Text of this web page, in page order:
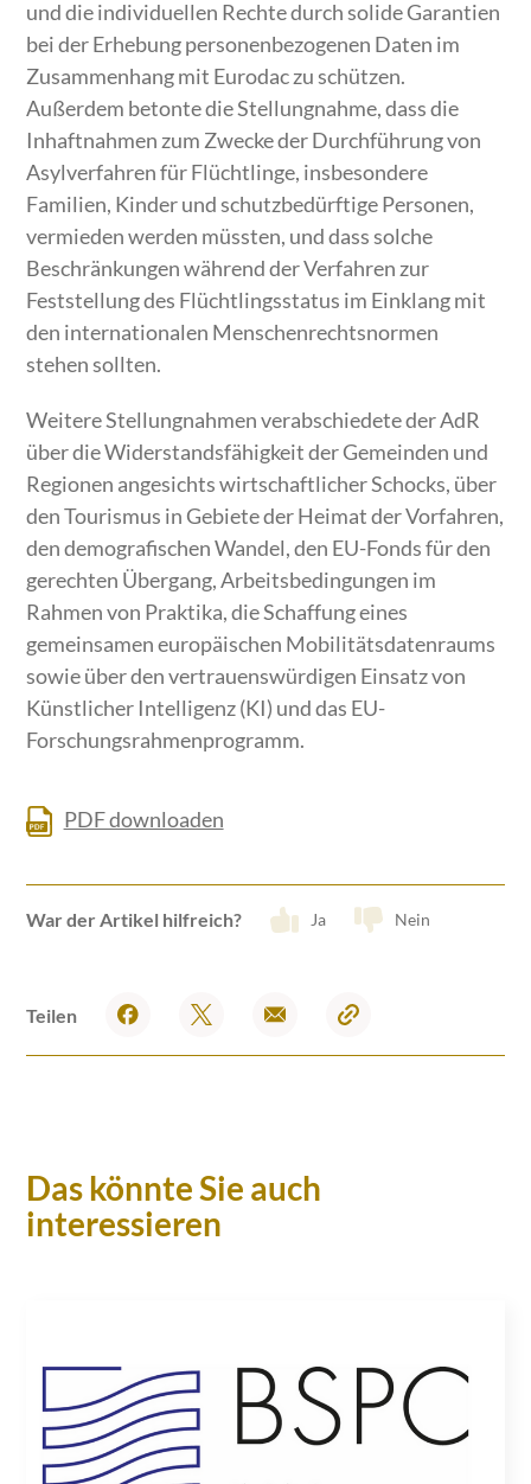
und die individuellen Rechte durch solide Garantien
bei der Erhebung personenbezogenen Daten im
Zusammenhang mit Eurodac zu schützen.
Außerdem betonte die Stellungnahme, dass die
Inhaftnahmen zum Zwecke der Durchführung von
Asylverfahren für Flüchtlinge, insbesondere
Familien, Kinder und schutzbedürftige Personen,
vermieden werden müssten, und dass solche
Beschränkungen während der Verfahren zur
Feststellung des Flüchtlingsstatus im Einklang mit
den internationalen Menschenrechtsnormen
stehen sollten.
Weitere Stellungnahmen verabschiedete der AdR
über die Widerstandsfähigkeit der Gemeinden und
Regionen angesichts wirtschaftlicher Schocks, über
den Tourismus in Gebiete der Heimat der Vorfahren,
den demografischen Wandel, den EU-Fonds für den
gerechten Übergang, Arbeitsbedingungen im
Rahmen von Praktika, die Schaffung eines
gemeinsamen europäischen Mobilitätsdatenraums
sowie über den vertrauenswürdigen Einsatz von
Künstlicher Intelligenz (KI) und das EU-
Forschungsrahmenprogramm.
PDF downloaden
War der Artikel hilfreich? Ja Nein
Teilen
Das könnte Sie auch
interessieren